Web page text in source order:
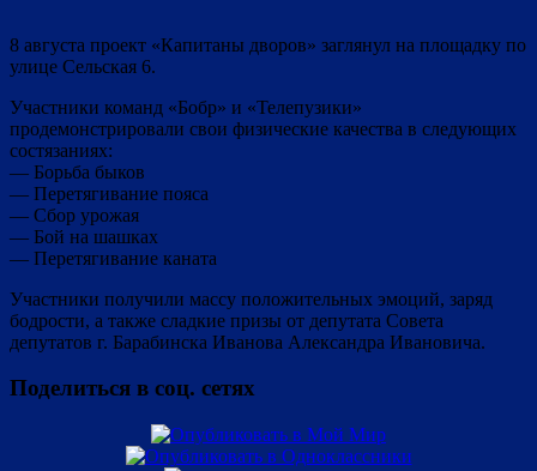
8 августа проект «Капитаны дворов» заглянул на площадку по
улице Сельская 6.
Участники команд «Бобр» и «Телепузики»
продемонстрировали свои физические качества в следующих
состязаниях:
— Борьба быков
— Перетягивание пояса
— Сбор урожая
— Бой на шашках
— Перетягивание каната
Участники получили массу положительных эмоций, заряд
бодрости, а также сладкие призы от депутата Совета
депутатов г. Барабинска Иванова Александра Ивановича.
Поделиться в соц. сетях